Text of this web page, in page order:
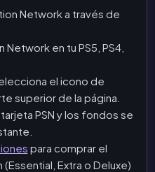
Network a través de
Network en tu PS5, PS4,
el icono de
superior de la página.
PSN y los fondos se
para comprar el
Extra o Deluxe)